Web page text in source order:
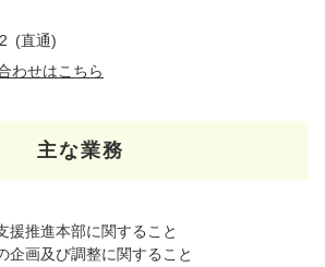
直通
わせはこちら
主な業務
援推進本部に関すること
企画及び調整に関すること